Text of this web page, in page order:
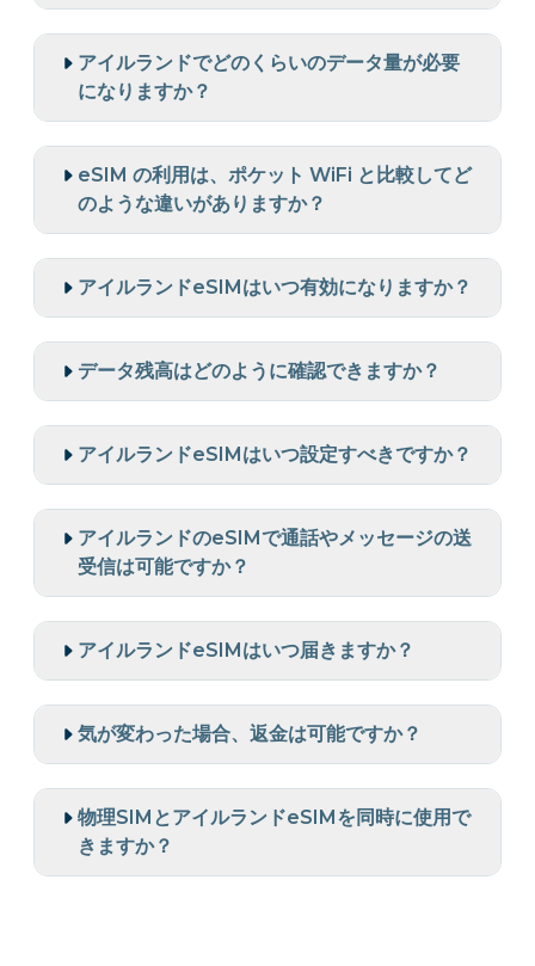
アイルランドでどのくらいのデータ量が必要
になりますか？
eSIM の利用は、ポケット WiFi と比較してど
のような違いがありますか？
アイルランドeSIMはいつ有効になりますか？
データ残高はどのように確認できますか？
アイルランドeSIMはいつ設定すべきですか？
アイルランドのeSIMで通話やメッセージの送
受信は可能ですか？
アイルランドeSIMはいつ届きますか？
気が変わった場合、返金は可能ですか？
物理SIMとアイルランドeSIMを同時に使用で
きますか？